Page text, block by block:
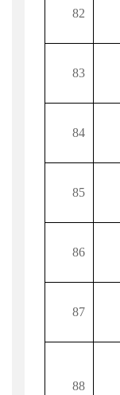
82
83
84
85
86
87
88